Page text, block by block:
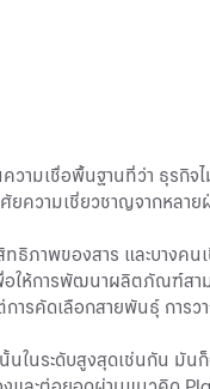
มเชื่อพื้นฐานที่ว่า ธุรกิจ
วามเชี่ยวชาญจากหลา
ทธิภาพของสาร และบา
ให้การพัฒนาผลิตภัณฑ์สาม
รคัดเลือกสายพันธุ์ การ
นในระดับสูงสุดเช่นกัน มัน